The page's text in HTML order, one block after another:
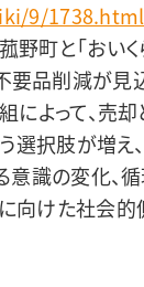
9/1738.html
町と「おい
品削減が見
によって、
う選択肢が増
意識の変化、
向けた社会